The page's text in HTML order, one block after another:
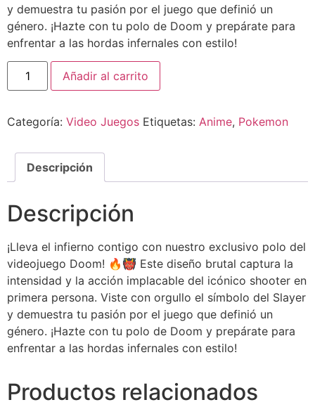
y demuestra tu pasión por el juego que definió un
género. ¡Hazte con tu polo de Doom y prepárate para
enfrentar a las hordas infernales con estilo!
Añadir al carrito
Categoría: Video Juegos Etiquetas: Anime, Pokemon
Descripción
Descripción
¡Lleva el infierno contigo con nuestro exclusivo polo del
videojuego Doom! 🔥👹 Este diseño brutal captura la
intensidad y la acción implacable del icónico shooter en
primera persona. Viste con orgullo el símbolo del Slayer
y demuestra tu pasión por el juego que definió un
género. ¡Hazte con tu polo de Doom y prepárate para
enfrentar a las hordas infernales con estilo!
Productos relacionados